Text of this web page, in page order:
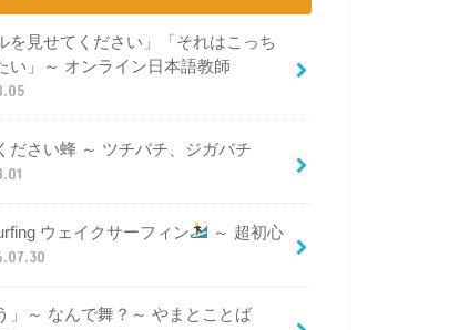
を見せてください」「それはこっち
い」～ オンライン日本語教師
ださい蜂 ～ ツチバチ、ジガバチ
ウェイクサーフィン
～ 超初心
」～ なんで舞？～ やまとことば